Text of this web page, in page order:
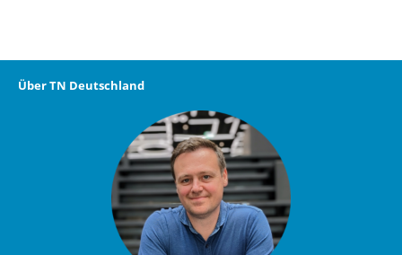
Über TN Deutschland